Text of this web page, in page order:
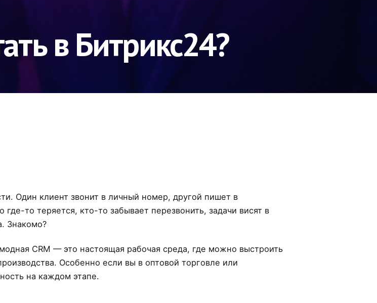
в Битрикс24?
Один клиент звонит в личный номер, другой пишет в
то теряется, кто-то забывает перезвонить, задачи висят в
Знакомо?
CRM — это настоящая рабочая среда, где можно выстроить
Особенно если вы в оптовой торговле или
на каждом этапе.